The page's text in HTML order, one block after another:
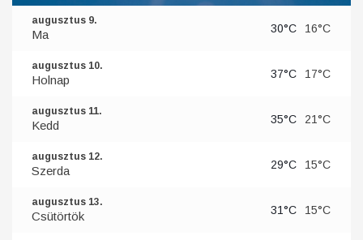
augusztus 9.
Ma 30°C 16°C
augusztus 10.
Holnap 37°C 17°C
augusztus 11.
Kedd 35°C 21°C
augusztus 12.
Szerda 29°C 15°C
augusztus 13.
Csütörtök 31°C 15°C